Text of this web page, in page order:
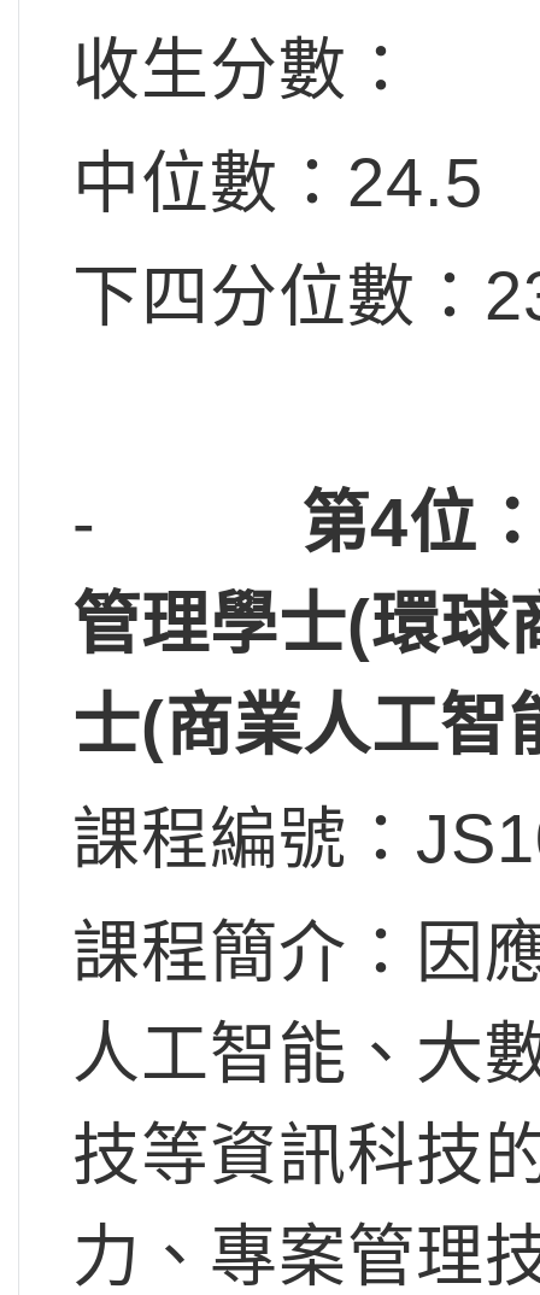
收生分數：
中位數：24.5
下四分位數：
- 第4位
管理學士(環球
士(商業人工智
課程編號：
課程簡介：因
人工智能、大
技等資訊科技
力、專案管理